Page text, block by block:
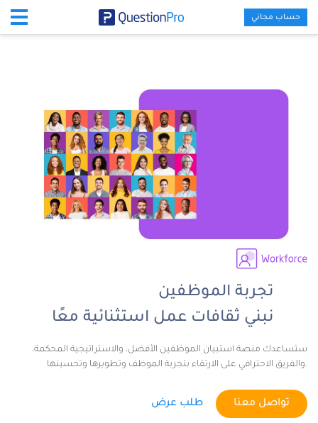
حساب مجاني
تجربة الموظفين
نبني ثقافات عمل استثنائية معًا
ستساعدك منصة استبيان الموظفين الأفضل، والاستراتيجية المحكمة،
والفريق الاحترافي على الارتقاء بتجربة الموظف وتطويرها وتحسينها.
طلب عرض تواصل معنا